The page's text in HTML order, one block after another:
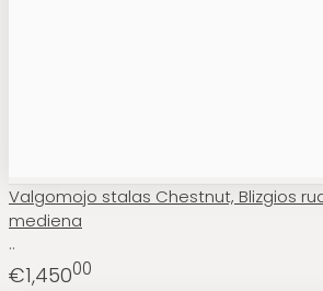
Valgomojo stalas Chestnut, Blizgios
mediena
..
€1,45000